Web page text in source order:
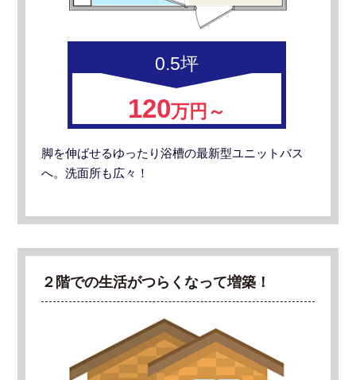
0.5坪
120万円～
脚を伸ばせるゆったり浴槽の最新型ユニットバス
へ。洗面所も広々！
２階での生活がつらくなって増築！